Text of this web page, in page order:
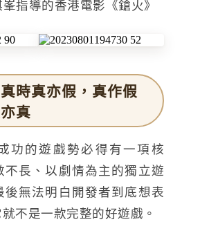
指導的香港電影《鎗火》
時真亦假，真作假
真
功的遊戲勢必得有一項核
不長、以劇情為主的獨立遊
後無法明白開發者到底想表
不是一款完整的好遊戲。